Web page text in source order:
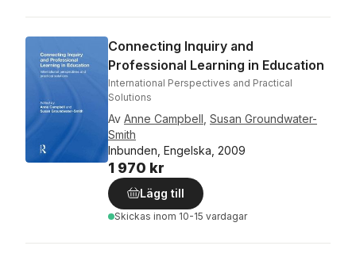
Connecting Inquiry and
Professional Learning in Education
International Perspectives and Practical
Solutions
Av Anne Campbell Susan Groundwater-
Smith
Inbunden, Engelska, 2009
1 970 kr
Lägg till
Skickas inom 10-15 vardagar